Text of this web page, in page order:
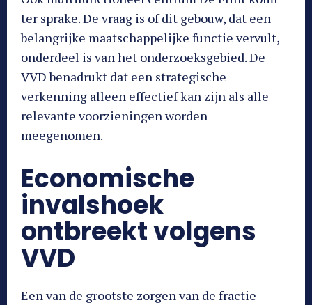
ter sprake. De vraag is of dit gebouw, dat een
belangrijke maatschappelijke functie vervult,
onderdeel is van het onderzoeksgebied. De
VVD benadrukt dat een strategische
verkenning alleen effectief kan zijn als alle
relevante voorzieningen worden
meegenomen.
Economische
invalshoek
ontbreekt volgens
VVD
Een van de grootste zorgen van de fractie